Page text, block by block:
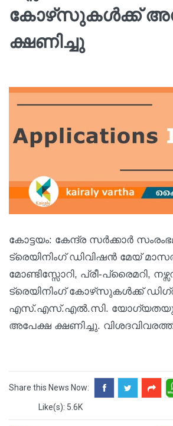
കോഴ്‌സുകൾക്ക്
ക്ഷണിച്ചു
കോട്ടയം: കേന്ദ്ര സർക്കാർ
ട്രെയിനിംഗ് ഡിവിഷൻ മേയ്
മോണ്ടിസ്സോറി, പ്രീ-പ്രൈമറി,
ട്രെയിനിംഗ് കോഴ്‌സുകൾക്ക്
എസ്.എസ്.എൽ.സി.
അപേക്ഷ ക്ഷണിച്ചു.
Share this News Now:
Like(s): 5.6K